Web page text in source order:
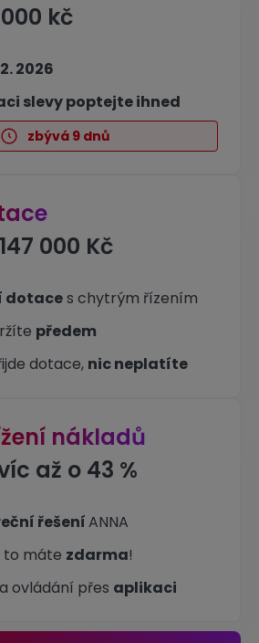
kč
2026
slevy poptejte ihned
zbývá 9 dnů
000 Kč
dotaces chytrým řízením
předem
dotace, nic neplatíte
nákladů
až o 43 %
řešeníANNA
to máte zdarma!
ovládání přes aplikaci